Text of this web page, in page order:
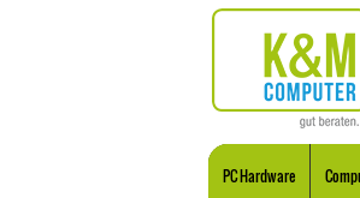
PC Hardware